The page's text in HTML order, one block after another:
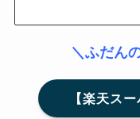
＼ふだん
【楽天ス